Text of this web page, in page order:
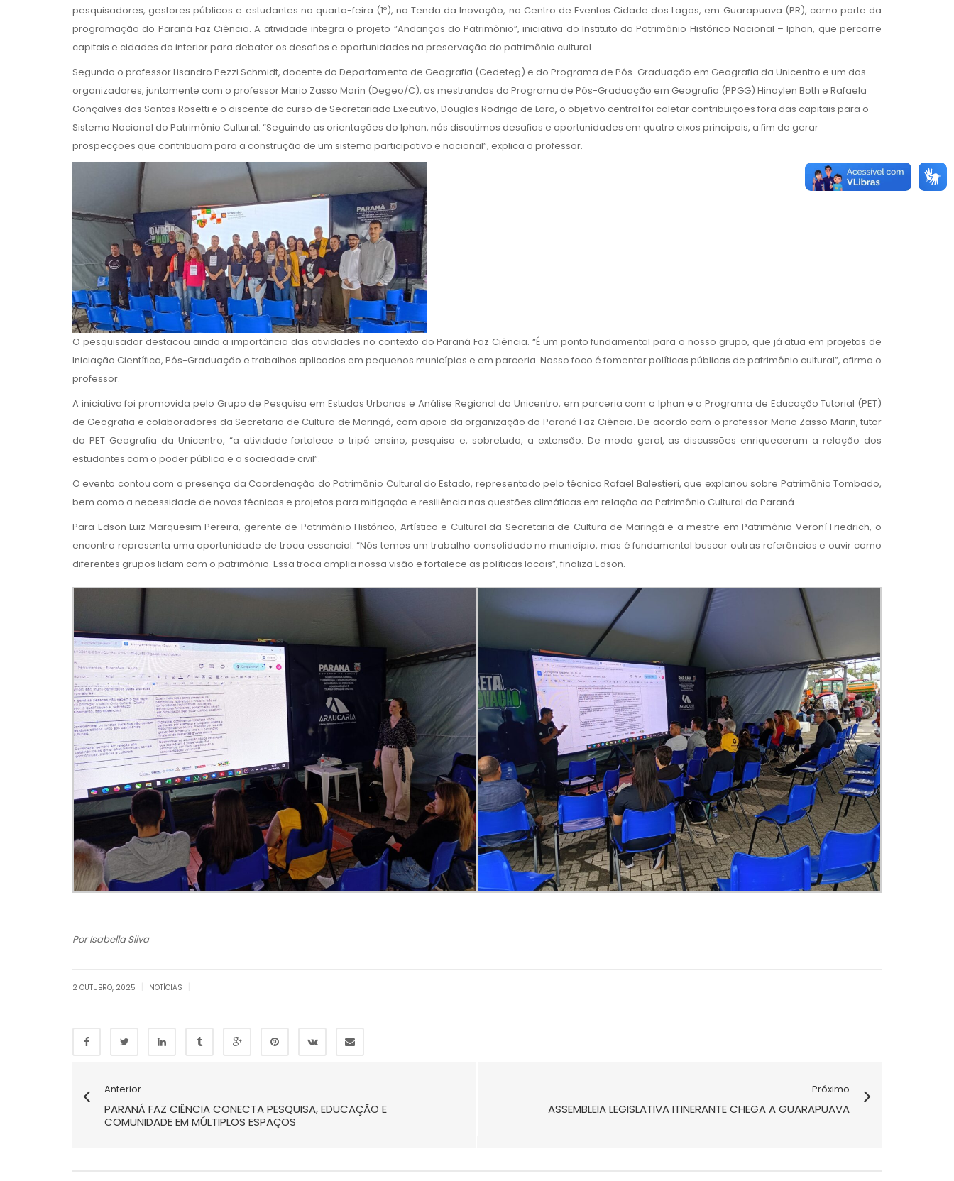
pesquisadores, gestores públicos e estudantes na quarta-feira (1º), na Tenda da Inovação, no Centro de Eventos Cidade dos Lagos, em Guarapuava (PR), como parte da
programação do Paraná Faz Ciência. A atividade integra o projeto “Andanças do Patrimônio”, iniciativa do Instituto do Patrimônio Histórico Nacional – Iphan, que percorre
capitais e cidades do interior para debater os desafios e oportunidades na preservação do patrimônio cultural.
Segundo o professor Lisandro Pezzi Schmidt, docente do Departamento de Geografia (Cedeteg) e do Programa de Pós-Graduação em Geografia da Unicentro e um dos
organizadores, juntamente com o professor Mario Zasso Marin (Degeo/C), as mestrandas do Programa de Pós-Graduação em Geografia (PPGG) Hinaylen Both e Rafaela
Gonçalves dos Santos Rosetti e o discente do curso de Secretariado Executivo, Douglas Rodrigo de Lara, o objetivo central foi coletar contribuições fora das capitais para o
Sistema Nacional do Patrimônio Cultural. “Seguindo as orientações do Iphan, nós discutimos desafios e oportunidades em quatro eixos principais, a fim de gerar
prospecções que contribuam para a construção de um sistema participativo e nacional”, explica o professor.
O pesquisador destacou ainda a importância das atividades no contexto do Paraná Faz Ciência. “É um ponto fundamental para o nosso grupo, que já atua em projetos de
Iniciação Científica, Pós-Graduação e trabalhos aplicados em pequenos municípios e em parceria. Nosso foco é fomentar políticas públicas de patrimônio cultural”, afirma o
professor.
A iniciativa foi promovida pelo Grupo de Pesquisa em Estudos Urbanos e Análise Regional da Unicentro, em parceria com o Iphan e o Programa de Educação Tutorial (PET)
de Geografia e colaboradores da Secretaria de Cultura de Maringá, com apoio da organização do Paraná Faz Ciência. De acordo com o professor Mario Zasso Marin, tutor
do PET Geografia da Unicentro, “a atividade fortalece o tripé ensino, pesquisa e, sobretudo, a extensão. De modo geral, as discussões enriqueceram a relação dos
estudantes com o poder público e a sociedade civil”.
O evento contou com a presença da Coordenação do Patrimônio Cultural do Estado, representado pelo técnico Rafael Balestieri, que explanou sobre Patrimônio Tombado,
bem como a necessidade de novas técnicas e projetos para mitigação e resiliência nas questões climáticas em relação ao Patrimônio Cultural do Paraná.
Para Edson Luiz Marquesim Pereira, gerente de Patrimônio Histórico, Artístico e Cultural da Secretaria de Cultura de Maringá e a mestre em Patrimônio Veroní Friedrich, o
encontro representa uma oportunidade de troca essencial. “Nós temos um trabalho consolidado no município, mas é fundamental buscar outras referências e ouvir como
diferentes grupos lidam com o patrimônio. Essa troca amplia nossa visão e fortalece as políticas locais”, finaliza Edson.
Por Isabella Silva
2 OUTUBRO, 2025 NOTÍCIAS
Anterior
PARANÁ FAZ CIÊNCIA CONECTA PESQUISA, EDUCAÇÃO E
COMUNIDADE EM MÚLTIPLOS ESPAÇOS
Próximo
ASSEMBLEIA LEGISLATIVA ITINERANTE CHEGA A GUARAPUAVA